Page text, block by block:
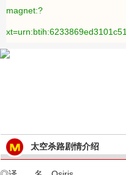
magnet:?
太空杀路剧情介绍